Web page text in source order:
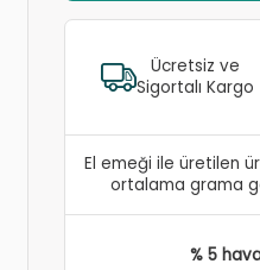
Ücretsiz ve
Sigortalı Kargo
El emeği ile üretilen
ortalama grama
% 5